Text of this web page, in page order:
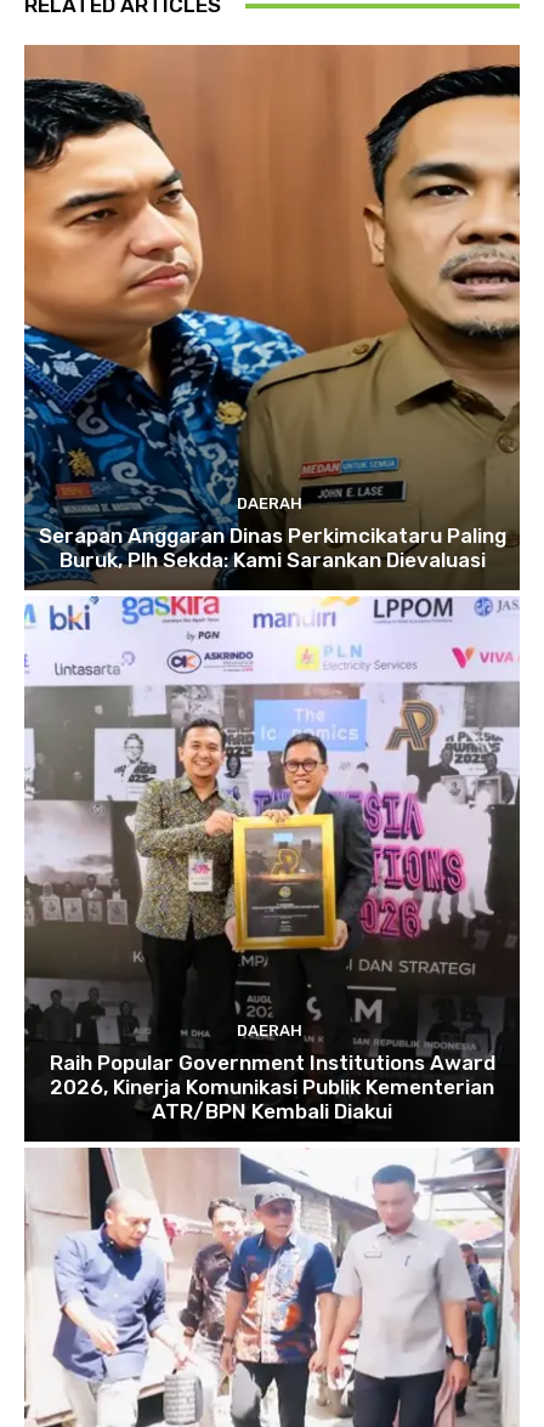
RELATED ARTICLES
DAERAH
Serapan Anggaran Dinas Perkimcikataru Paling
Buruk, Plh Sekda: Kami Sarankan Dievaluasi
DAERAH
Raih Popular Government Institutions Award
2026, Kinerja Komunikasi Publik Kementerian
ATR/BPN Kembali Diakui